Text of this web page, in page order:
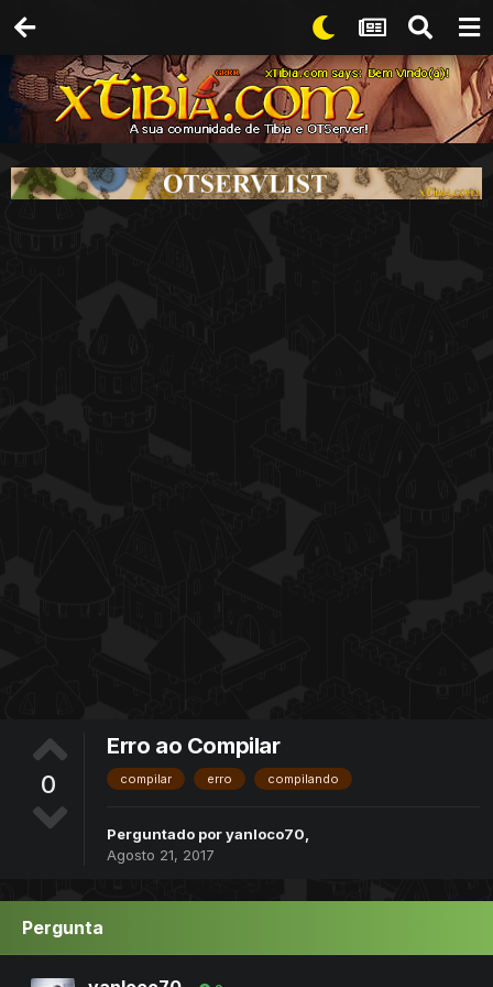
0
Erro ao Compilar
compilar erro compilando
Perguntado poryanloco70
Agosto 21, 2017
Pergunta